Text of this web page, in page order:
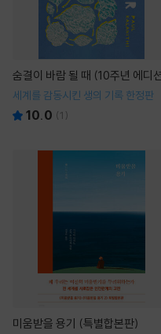
숨결이 바람 될 때 (10주년 에디
세계를 감동시킨 생의 기록 한정판
10.0 (1 )
미움받을 용기 (특별합본판)